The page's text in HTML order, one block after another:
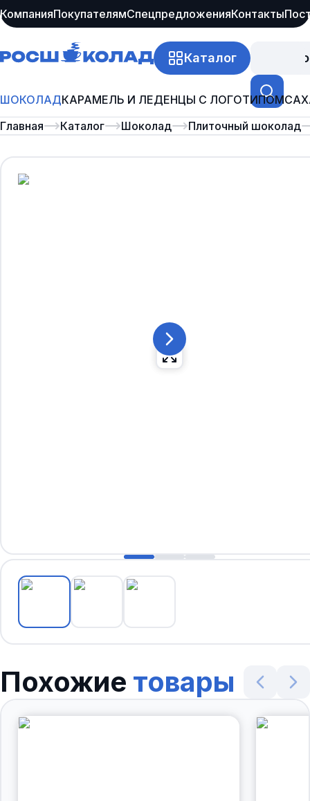
КомпанияПокупателямСпецпредложенияКонтакты
Каталог
ШОКОЛАДКАРАМЕЛЬ И ЛЕДЕНЦЫ С ЛОГОТИПОМ
Главная
Каталог Шоколад Плиточный шоколад
Похожие товары